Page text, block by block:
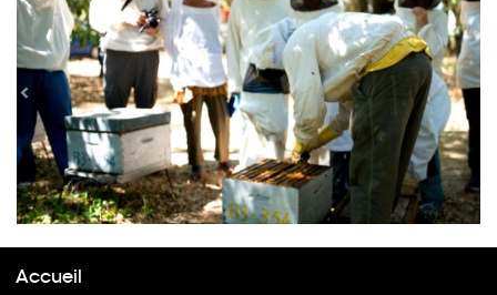
Accueil